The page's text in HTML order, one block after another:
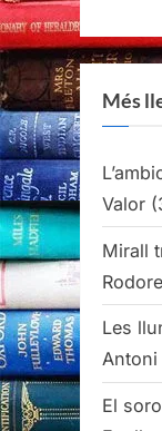
Més
Valor
Mirall
Les
Antoni
El